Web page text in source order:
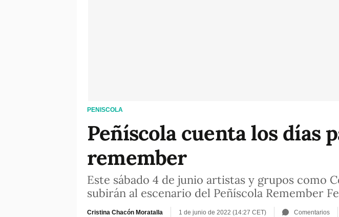
PENISCOLA
Peñíscola cuenta los días
remember
Este sábado 4 de junio artistas y grupos como
subirán al escenario del Peñíscola Remember
Cristina Chacón Moratalla 1 de junio de 2022 (14:27 CET) Comentarios